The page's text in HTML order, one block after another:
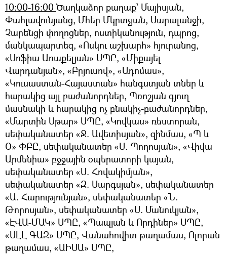
10:00-16:00 Ծաղկաձոր քաղաք՝ Մայիսյան,
Փահլավունյանց, Մհեր Մկրտչյան, Սարալանջի,
Չարենցի փողոցներ, ոստիկանություն, դպրոց,
մանկապարտեզ, «Ոսկու աշխարհ» հյուրանոց,
«Սոֆիա Առաքելյան» ՍՊԸ, «Միքայել
Վարդանյան», «Բրյուսով», «Ադոմաս»,
«Կուսաստան-Հայաստան» հանգստյան տներ և
հարակից այլ բաժանորդներ, Պռոշյան գյուղ
մասնակի և հարակից ոչ բնակիչ-բաժանորդներ,
«Մարտին Սթար» ՍՊԸ, «Կովկաս» ռեստորան,
սեփականատեր «Ջ. Ավետիսյան», զինմաս, «Պ և
Օ» ՓԲԸ, սեփականատեր «Ս. Պողոսյան», «Վիվա
Արմենիա» բջջային օպերատորի կայան,
սեփականատեր «Ս. Հովակիմյան»,
սեփականատեր «Զ. Սարգսյան», սեփականատեր
«Ա. Հարությունյան», սեփականատեր «Ն.
Թորոսյան», սեփականատեր «Ս. Մանուկյան»,
«ԷՎԱ-ՄԱԿ» ՍՊԸ, «Պապյան և Որդիներ» ՍՊԸ,
«ՍԼԼ ԳԱԶ» ՍՊԸ, Վանահովիտ թաղամաս, Ոլորան
թաղամաս, «ԱԻՍԱ» ՍՊԸ,